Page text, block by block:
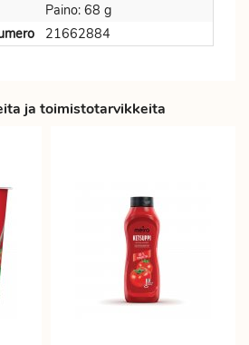
Paino: 68 g
21662884
ja toimistotarvikkeita